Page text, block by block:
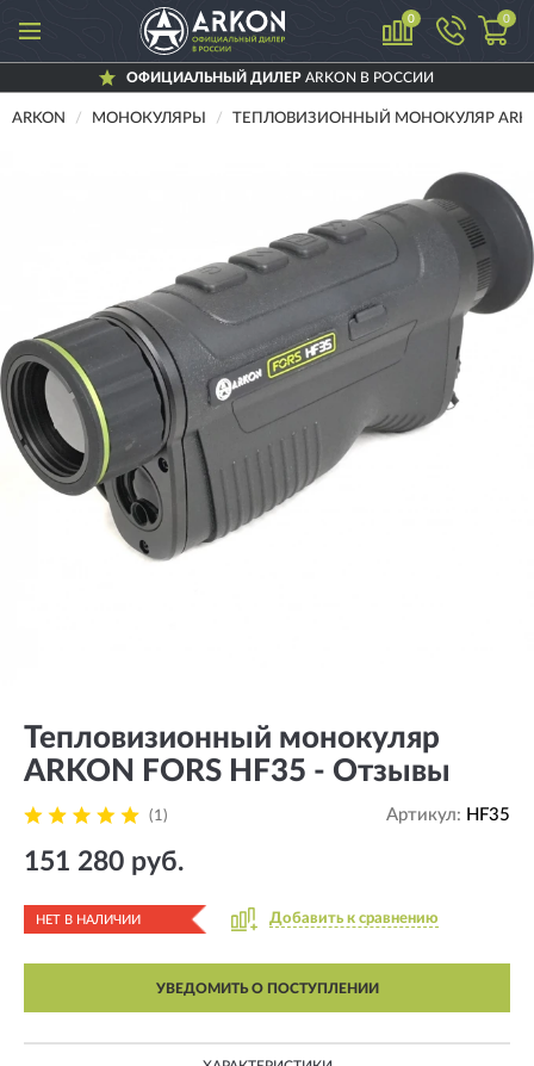
0 0
ОФИЦИАЛЬНЫЙ ДИЛЕРARKON В РОССИИ
ARKON МОНОКУЛЯРЫ ТЕПЛОВИЗИОННЫЙ МОНОКУЛЯР
Тепловизионный монокуляр
ARKON FORS HF35 - Отзывы
(1) Артикул: HF35
151 280 руб.
НЕТ В НАЛИЧИИ Добавить к сравнению
УВЕДОМИТЬ О ПОСТУПЛЕНИИ